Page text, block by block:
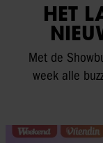
HET
Met de
week alle